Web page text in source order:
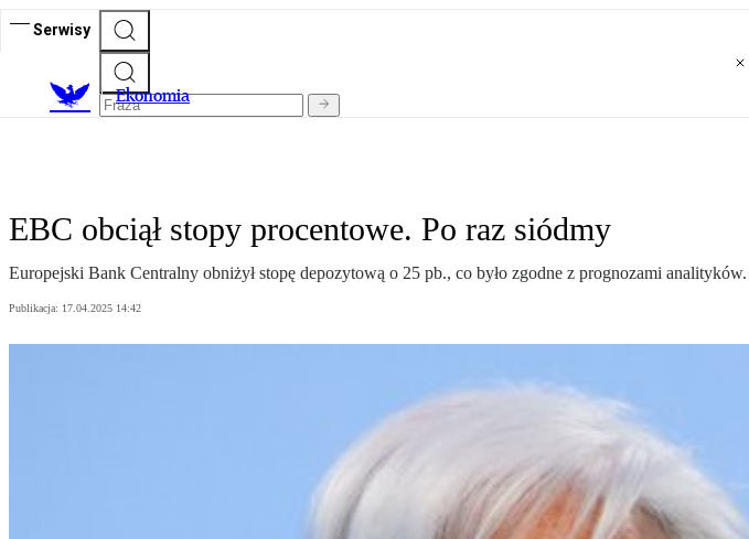
Serwisy
Ekonomia
EBC obciął stopy procentowe. Po raz siódmy
Europejski Bank Centralny obniżył stopę depozytową o 25 pb., co było zgodne z prognozami analityków.
Publikacja: 17.04.2025 14:42